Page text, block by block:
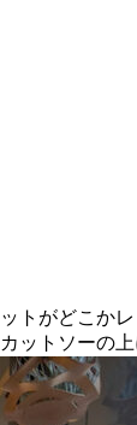
トがどこかレ
ットソーの上